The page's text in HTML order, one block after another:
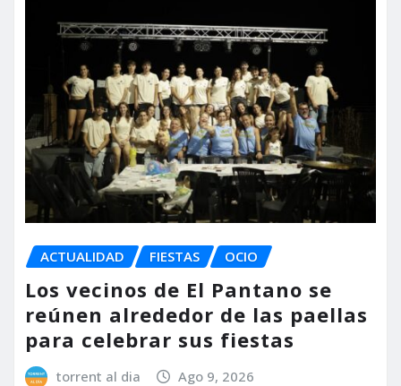
ACTUALIDAD FIESTAS OCIO
Los vecinos de El Pantano se
reúnen alrededor de las paellas
para celebrar sus fiestas
torrent al dia Ago 9, 2026